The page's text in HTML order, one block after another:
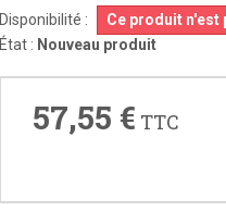
Disponibilité :
Ce produit n'est
État : Nouveau produit
57,55 € TTC